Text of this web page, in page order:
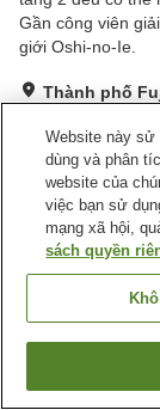
Gần công viên
giới Oshi-no-Ie.
Thành phố
Tuyệt vời
Tiện nghi chỗ
Bãi đỗ xe
Trang chủ Nhật
Hostel Fujisan
Website này sử
dùng và phân
website của
việc bạn sử
mạng xã hội,
sách quyền